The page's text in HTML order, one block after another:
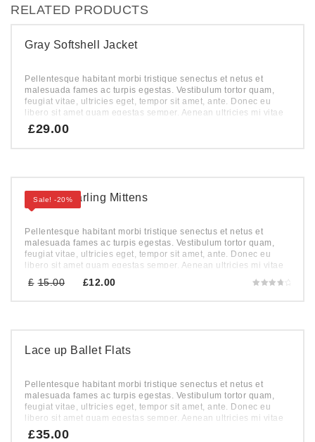
RELATED PRODUCTS
Gray Softshell Jacket
Pellentesque habitant morbi tristique senectus et netus et
malesuada fames ac turpis egestas. Vestibulum tortor quam,
feugiat vitae, ultricies eget, tempor sit amet, ante. Donec eu
libero sit amet quam egestas semper. Aenean ultricies mi vitae
est. Mauris placerat eleifend leo.
£29.00
Sale! -20%
Faux Shearling Mittens
Pellentesque habitant morbi tristique senectus et netus et
malesuada fames ac turpis egestas. Vestibulum tortor quam,
feugiat vitae, ultricies eget, tempor sit amet, ante. Donec eu
libero sit amet quam egestas semper. Aenean ultricies mi vitae
est. Mauris placerat eleifend leo.
£ 15.00
Original
£12.00
Lace up Ballet Flats
Pellentesque habitant morbi tristique senectus et netus et
malesuada fames ac turpis egestas. Vestibulum tortor quam,
feugiat vitae, ultricies eget, tempor sit amet, ante. Donec eu
libero sit amet quam egestas semper. Aenean ultricies mi vitae
est. Mauris placerat eleifend leo.
£35.00